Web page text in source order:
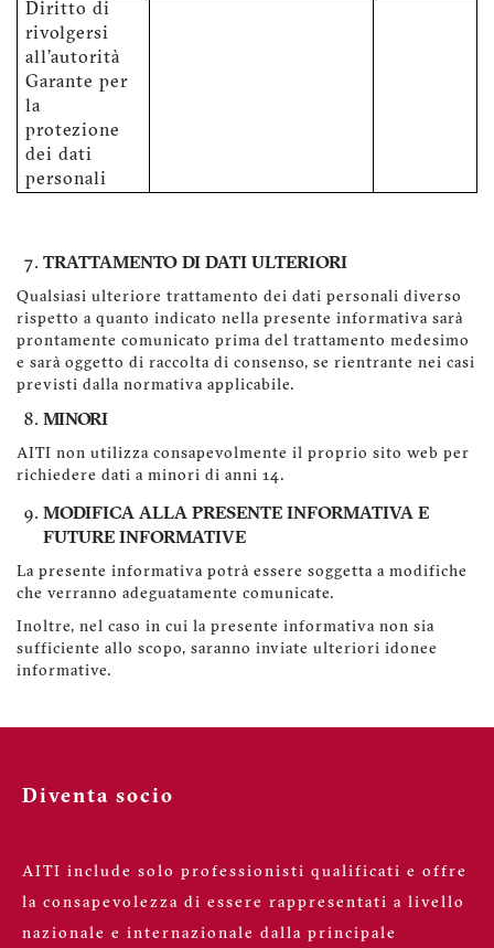
Diritto di
rivolgersi
all'autorità
Garante per
la
protezione
dei dati
personali
TRATTAMENTO DI DATI ULTERIORI
Qualsiasi ulteriore trattamento dei dati personali diverso
rispetto a quanto indicato nella presente informativa sarà
prontamente comunicato prima del trattamento medesimo
e sarà oggetto di raccolta di consenso, se rientrante nei casi
previsti dalla normativa applicabile.
MINORI
AITI non utilizza consapevolmente il proprio sito web per
richiedere dati a minori di anni 14.
MODIFICA ALLA PRESENTE INFORMATIVA E
FUTURE INFORMATIVE
La presente informativa potrà essere soggetta a modifiche
che verranno adeguatamente comunicate.
Inoltre, nel caso in cui la presente informativa non sia
sufficiente allo scopo, saranno inviate ulteriori idonee
informative.
Diventa socio
AITI include solo professionisti qualificati e offre
la consapevolezza di essere rappresentati a livello
nazionale e internazionale dalla principale